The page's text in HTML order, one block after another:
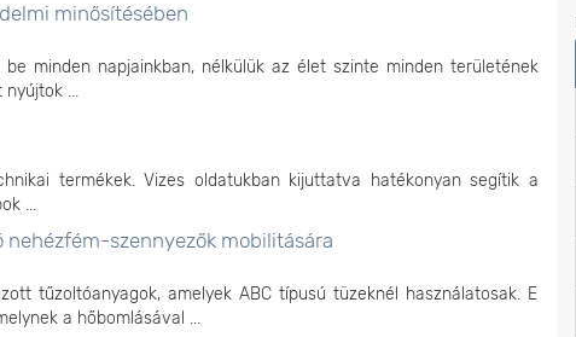
minősítésében
minden napjainkban, nélkülük az élet szinte minden területének
...
termékek. Vizes oldatukban kijuttatva hatékonyan segítik a
...
nehézfém-szennyezők mobilitására
tűzoltóanyagok, amelyek ABC típusú tüzeknél használatosak. E
a hőbomlásával ...